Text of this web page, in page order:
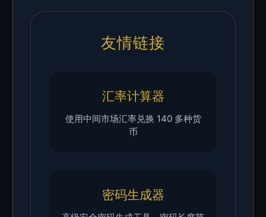
友情链接
汇率计算器
使用中间市场汇率兑换 140 多种货
币
密码生成器